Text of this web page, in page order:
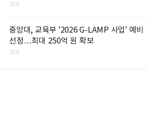
교육
중앙대, 교육부 '2026 G-LAMP 사업' 예비
선정…최대 250억 원 확보
교육